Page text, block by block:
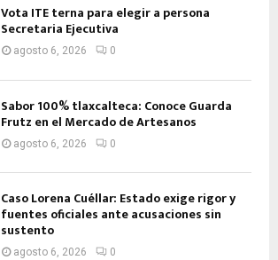
Vota ITE terna para elegir a persona
Secretaria Ejecutiva
agosto 6, 2026 0
Sabor 100% tlaxcalteca: Conoce Guarda
Frutz en el Mercado de Artesanos
agosto 6, 2026 0
Caso Lorena Cuéllar: Estado exige rigor y
fuentes oficiales ante acusaciones sin
sustento
agosto 6, 2026 0